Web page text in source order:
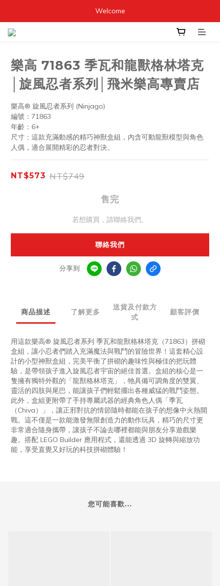
Welcome
樂高 71863 季瓦和龍獸格林塔克
│旋風忍者系列│飛米樂高專賣店
樂高® 旋風忍者系列 (Ninjago)
編號：71863
年齡：6+
尺寸：這款充滿動感的精巧神獸盒組，內含可動龍獸模型與角色
人偶，適合展開精彩的忍者對決。
NT$573 NT$749
售完
若想購買，請聯絡我們。
聯絡我們
分享到
商品描述 了解更多
送貨及付款方
式
顧客評價
用這款樂高® 旋風忍者系列 季瓦和龍獸格林塔克（71863）拼砌
盒組，讓小忍者們踏入充滿魔法與戰鬥的冒險世界！這套精心設
計的小型神獸盒組，完美平衡了拼砌的趣味性與極佳的把玩體
驗，是帶領孩子進入旋風忍者宇宙的絕佳首選。盒組的核心是一
隻擁有獨特外觀的「龍獸格林塔克」，牠具備可調角度的雙翼、
靈活的四肢與尾巴，能讓孩子們輕鬆擺出各種威猛的戰鬥姿態。
此外，盒組更附帶了手持專屬武器的經典角色人偶「季瓦
（Chiva）」，讓正邪對抗的情節隨時都能在孩子的想像中火熱開
戰。這不僅是一款能激發無限創造力的動作玩具，精巧的尺寸更
非常適合隨身攜帶，讓孩子不論去哪裡都能與朋友分享遊戲樂
趣。搭配 LEGO Builder 應用程式，還能透過 3D 旋轉與縮放功
能，享受直覺又好玩的科技拼砌體驗！
您可能喜歡...